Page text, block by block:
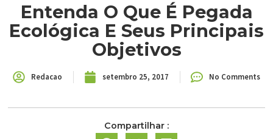
Entenda O Que É Pegada
Ecológica E Seus Principais
Objetivos
Redacao setembro 25, 2017 No Comments
Compartilhar :